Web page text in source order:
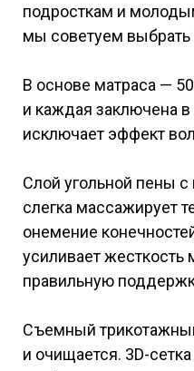
подросткам и
мы советуем
В основе матраса —
и каждая заключена
исключает эффект
Слой угольной пены
слегка массажирует
онемение
усиливает жесткость
правильную
Съемный
и очищается. 3D-